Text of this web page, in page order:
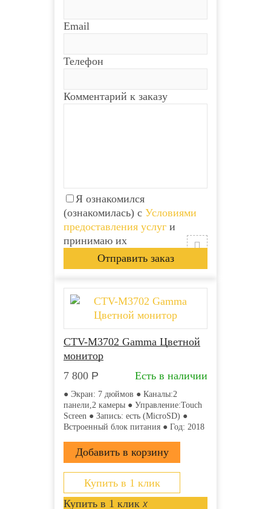
Email
Телефон
Комментарий к заказу
Я ознакомился
(ознакомилась) с Условиями
предоставления услуг и
принимаю их
CTV-M3702 Gamma Цветной
монитор
7 800 Р Есть в наличии
● Экран: 7 дюймов ● Каналы:2
панели,2 камеры ● Управление:Touch
Screen ● Запись: есть (MicroSD) ●
Встроенный блок питания ● Год: 2018
Купить в 1 клик
Купить в 1 клик x